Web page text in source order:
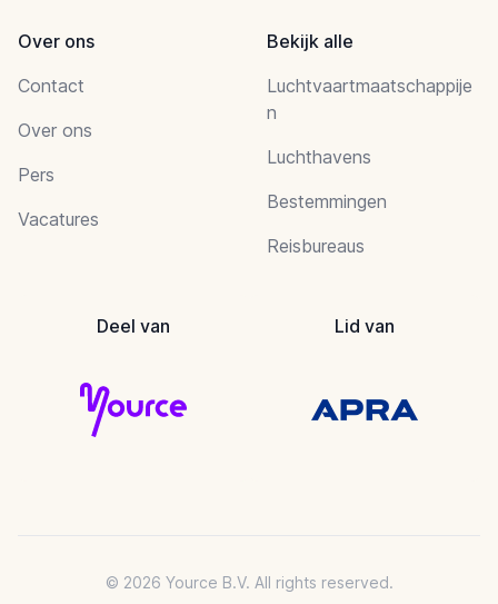
Over ons
Contact
Over ons
Pers
Vacatures
Bekijk alle
Luchtvaartmaatschappije
n
Luchthavens
Bestemmingen
Reisbureaus
Deel van Lid van
© 2026 Yource B.V. All rights reserved.